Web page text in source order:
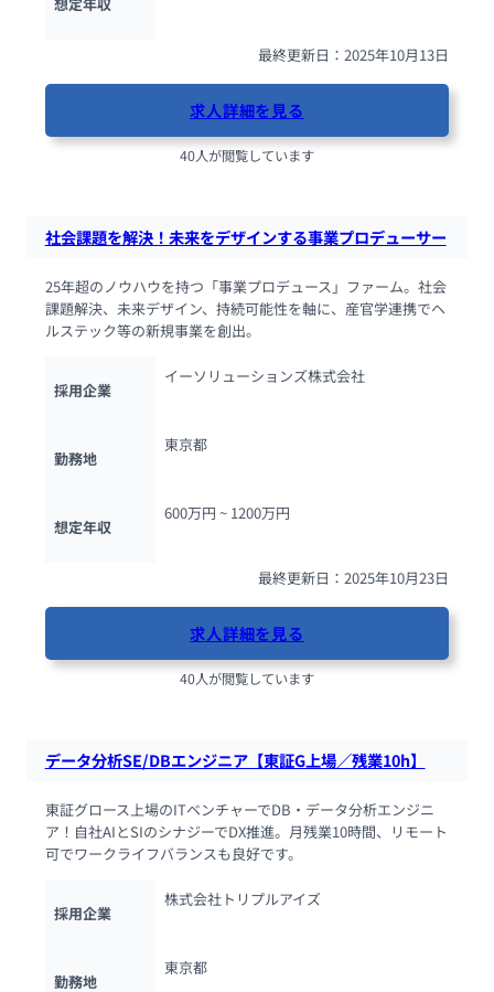
想定年収
最終更新日：2025年10月13日
求人詳細を見る
40人が閲覧しています
社会課題を解決！未来をデザインする事業プロデューサー
25年超のノウハウを持つ「事業プロデュース」ファーム。社会
課題解決、未来デザイン、持続可能性を軸に、産官学連携でヘ
ルステック等の新規事業を創出。
採用企業
イーソリューションズ株式会社
勤務地
東京都
想定年収
600万円 ~ 1200万円
最終更新日：2025年10月23日
求人詳細を見る
40人が閲覧しています
データ分析SE/DBエンジニア【東証G上場／残業10h】
東証グロース上場のITベンチャーでDB・データ分析エンジニ
ア！自社AIとSIのシナジーでDX推進。月残業10時間、リモート
可でワークライフバランスも良好です。
採用企業
株式会社トリプルアイズ
勤務地
東京都